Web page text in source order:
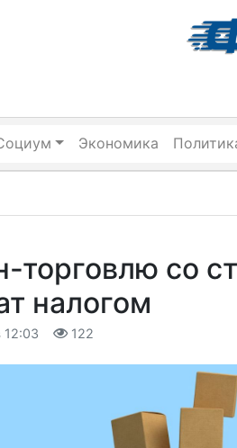
Экономика
торговлю со
налогом
12:03 122